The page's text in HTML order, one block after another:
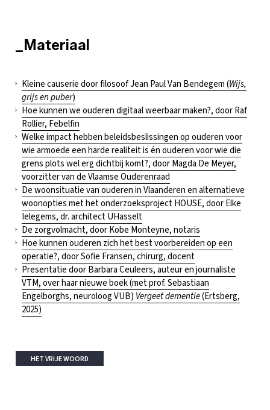
_Materiaal
Kleine causerie door filosoof Jean Paul Van Bendegem (Wijs,
grijs en puber)
Hoe kunnen we ouderen digitaal weerbaar maken?, door Raf
Rollier, Febelfin
Welke impact hebben beleidsbeslissingen op ouderen voor
wie armoede een harde realiteit is én ouderen voor wie die
grens plots wel erg dichtbij komt?, door Magda De Meyer,
voorzitter van de Vlaamse Ouderenraad
De woonsituatie van ouderen in Vlaanderen en alternatieve
woonopties met het onderzoeksproject HOUSE, door Elke
Ielegems, dr. architect UHasselt
De zorgvolmacht, door Kobe Monteyne, notaris
Hoe kunnen ouderen zich het best voorbereiden op een
operatie?, door Sofie Fransen, chirurg, docent
Presentatie door Barbara Ceuleers, auteur en journaliste
VTM, over haar nieuwe boek (met prof. Sebastiaan
Engelborghs, neuroloog VUB) Vergeet dementie(Ertsberg,
2025)
HET VRIJE WOORD